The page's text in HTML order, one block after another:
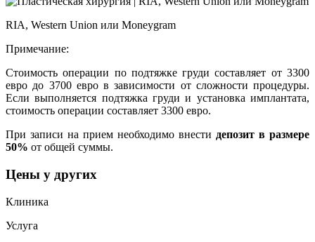
RIA, Western Union или Moneygram
Примечание:
Стоимость операции по подтяжке груди составляет от 3300
евро до 3700 евро в зависимости от сложности процедуры.
Если выполняется подтяжка груди и установка имплантата,
стоимость операции составляет 3300 евро.
При записи на прием необходимо внести депозит в размере
50% от общей суммы.
Цены у других
Клиника
Услуга